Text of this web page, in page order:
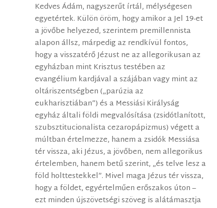
Kedves Ádám, nagyszerűt írtál, mélységesen
egyetértek. Külön öröm, hogy amikor a Jel 19-et
a jövőbe helyezed, szerintem premillennista
alapon állsz, márpedig az rendkívül fontos,
hogy a visszatérő Jézust ne az allegorikusan az
egyházban mint Krisztus testében az
evangélium kardjával a szájában vagy mint az
oltáriszentségben („parúzia az
eukharisztiában”) és a Messiási Királyság
egyház általi földi megvalósítása (zsidótlanított,
szubsztitucionalista cezaropápizmus) végett a
múltban értelmezze, hanem a zsidók Messiása
tér vissza, aki Jézus, a jövőben, nem allegorikus
értelemben, hanem betű szerint, „és telve lesz a
föld holttestekkel”. Mivel maga Jézus tér vissza,
hogy a földet, egyértelműen erőszakos úton –
ezt minden újszövetségi szöveg is alátámasztja